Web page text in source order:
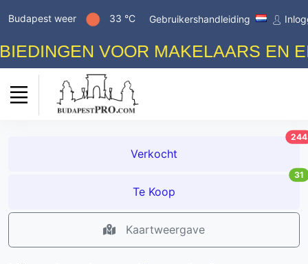
Budapest weer 33 °C Gebruikershandleiding
VOOR MAKELAARS EN
Verkocht
244
Te Koop
31
Kaartweergave